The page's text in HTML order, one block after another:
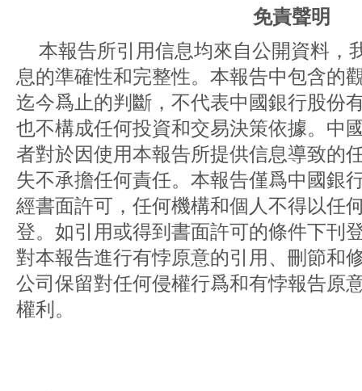
免責聲明
本報告所引用信息均來自公開資料，
息的準確性和完整性。本報告中包含的
迄今爲止的判斷，不代表中國銀行股份
也不構成任何投資和交易決策依據。中
者對於因使用本報告所提供信息導致的
失不承擔任何責任。本報告僅爲中國銀
經書面許可，任何機構和個人不得以任
登。如引用或得到書面許可的條件下刊
對本報告進行有悖原意的引用、刪節和
公司保留對任何侵權行爲和有悖報告原
權利。